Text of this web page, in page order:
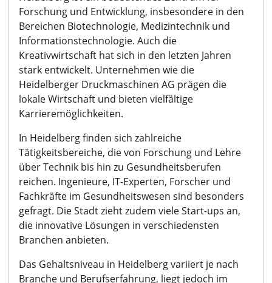
Forschung und Entwicklung, insbesondere in den
Bereichen Biotechnologie, Medizintechnik und
Informationstechnologie. Auch die
Kreativwirtschaft hat sich in den letzten Jahren
stark entwickelt. Unternehmen wie die
Heidelberger Druckmaschinen AG prägen die
lokale Wirtschaft und bieten vielfältige
Karrieremöglichkeiten.
In Heidelberg finden sich zahlreiche
Tätigkeitsbereiche, die von Forschung und Lehre
über Technik bis hin zu Gesundheitsberufen
reichen. Ingenieure, IT-Experten, Forscher und
Fachkräfte im Gesundheitswesen sind besonders
gefragt. Die Stadt zieht zudem viele Start-ups an,
die innovative Lösungen in verschiedensten
Branchen anbieten.
Das Gehaltsniveau in Heidelberg variiert je nach
Branche und Berufserfahrung, liegt jedoch im